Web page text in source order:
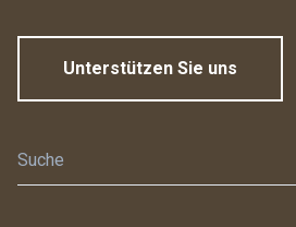
Unterstützen Sie uns